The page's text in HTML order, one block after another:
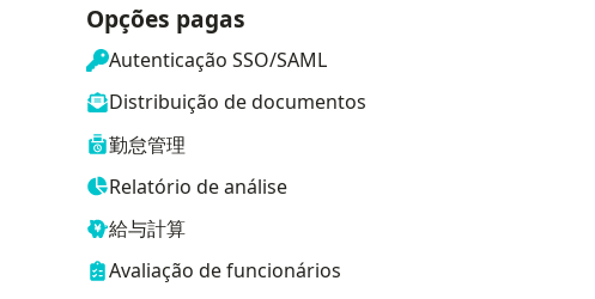
Opções pagas
Autenticação SSO/SAML
Distribuição de documentos
勤怠管理
Relatório de análise
給与計算
Avaliação de funcionários